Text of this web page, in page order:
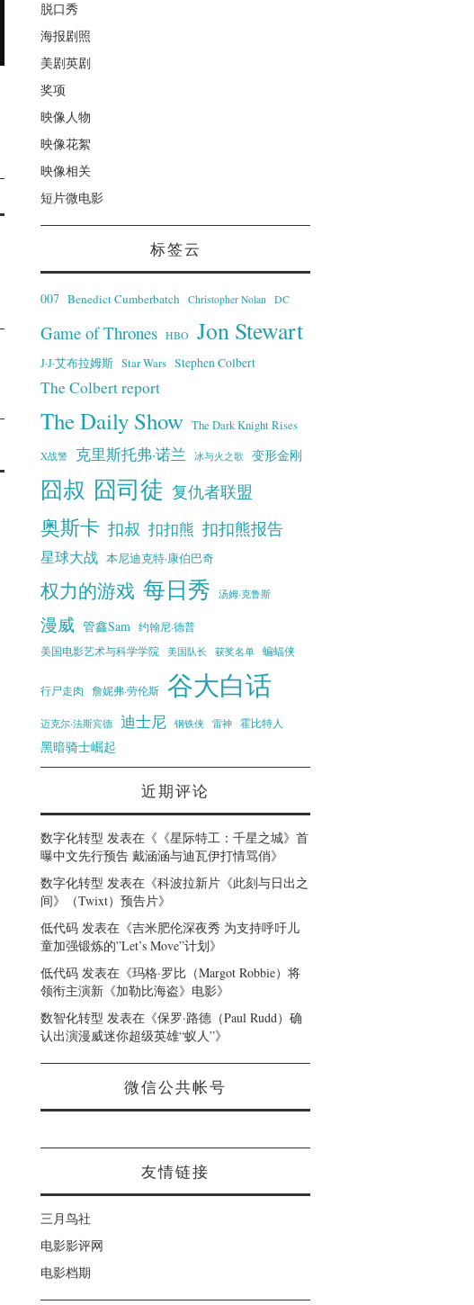
脱口秀
海报剧照
美剧英剧
奖项
映像人物
映像花絮
映像相关
短片微电影
标签云
007 Benedict Cumberbatch Christopher Nolan DC
Game of Thrones HBO Jon Stewart
J·J·艾布拉姆斯 Star Wars Stephen Colbert
The Colbert report
The Daily Show The Dark Knight Rises
X战警 克里斯托弗·诺兰 冰与火之歌 变形金刚
囧叔 囧司徒 复仇者联盟
奥斯卡 扣叔 扣扣熊 扣扣熊报告
星球大战 本尼迪克特·康伯巴奇
权力的游戏 每日秀 汤姆·克鲁斯
漫威 管鑫Sam 约翰尼·德普
美国电影艺术与科学学院 美国队长 获奖名单 蝙蝠侠
行尸走肉 詹妮弗·劳伦斯 谷大白话
迈克尔·法斯宾德 迪士尼 钢铁侠 雷神 霍比特人
黑暗骑士崛起
近期评论
数字化转型 发表在《 《星际特工：千星之城》首
曝中文先行预告 戴涵涵与迪瓦伊打情骂俏》
数字化转型 发表在《科波拉新片《此刻与日出之
间》（Twixt）预告片》
低代码 发表在《吉米肥伦深夜秀 为支持呼吁儿
童加强锻炼的”Let’s Move”计划》
低代码 发表在《玛格·罗比（Margot Robbie）将
领衔主演新《加勒比海盗》电影》
数智化转型 发表在《保罗·路德（Paul Rudd）确
认出演漫威迷你超级英雄“蚁人”》
微信公共帐号
友情链接
三月鸟社
电影影评网
电影档期